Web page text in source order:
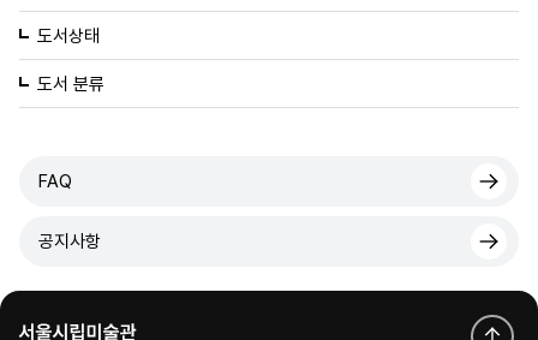
도서상태
도서 분류
FAQ
공지사항